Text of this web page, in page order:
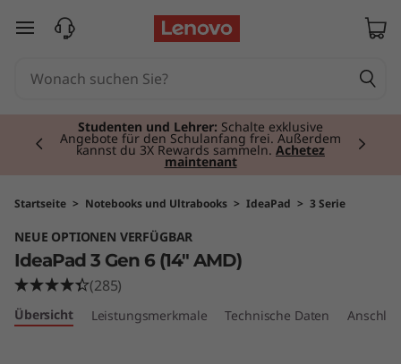
a
d
3
G
zum Hauptinhalt springen
Studenten und Lehrer: Schalte exklusive
Angebote für den Schulanfang frei. Außerdem
kannst du 3X Rewards sammeln. Achetez
maintenant
Currently displaying item 2 of 3
Startseite > Notebooks und Ultrabooks > IdeaPad > 3 Serie
NEUE OPTIONEN VERFÜGBAR
IdeaPad 3 Gen 6 (14" AMD)
(285)
Übersicht Leistungsmerkmale Technische Daten